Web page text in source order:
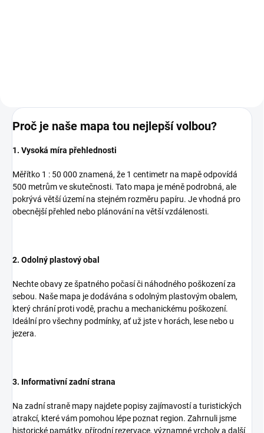
Proč je naše mapa tou nejlepší volbou?
1. Vysoká míra přehlednosti
Měřítko 1 : 50 000 znamená, že 1 centimetr na mapě odpovídá
500 metrům ve skutečnosti. Tato mapa je méně podrobná, ale
pokrývá větší území na stejném rozměru papíru. Je vhodná pro
obecnější přehled nebo plánování na větší vzdálenosti.
2. Odolný plastový obal
Nechte obavy ze špatného počasí či náhodného poškození za
sebou. Naše mapa je dodávána s odolným plastovým obalem,
který chrání proti vodě, prachu a mechanickému poškození.
Ideální pro všechny podmínky, ať už jste v horách, lese nebo u
jezera.
3. Informativní zadní strana
Na zadní straně mapy najdete popisy zajímavostí a turistických
atrakcí, které vám pomohou lépe poznat region. Zahrnuli jsme
historické památky, přírodní rezervace, významné vrcholy a další